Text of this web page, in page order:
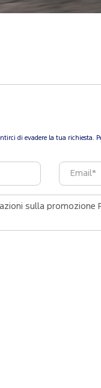
di evadere la tua